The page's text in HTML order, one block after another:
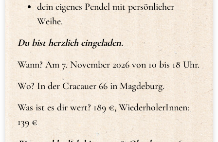
dein eigenes Pendel mit persönlicher
Weihe.
Du bist herzlich eingeladen.
Wann? Am 7. November 2026 von 10 bis 18 Uhr.
Wo? In der Cracauer 66 in Magdeburg.
Was ist es dir wert? 189 €, WiederholerInnen:
139 €